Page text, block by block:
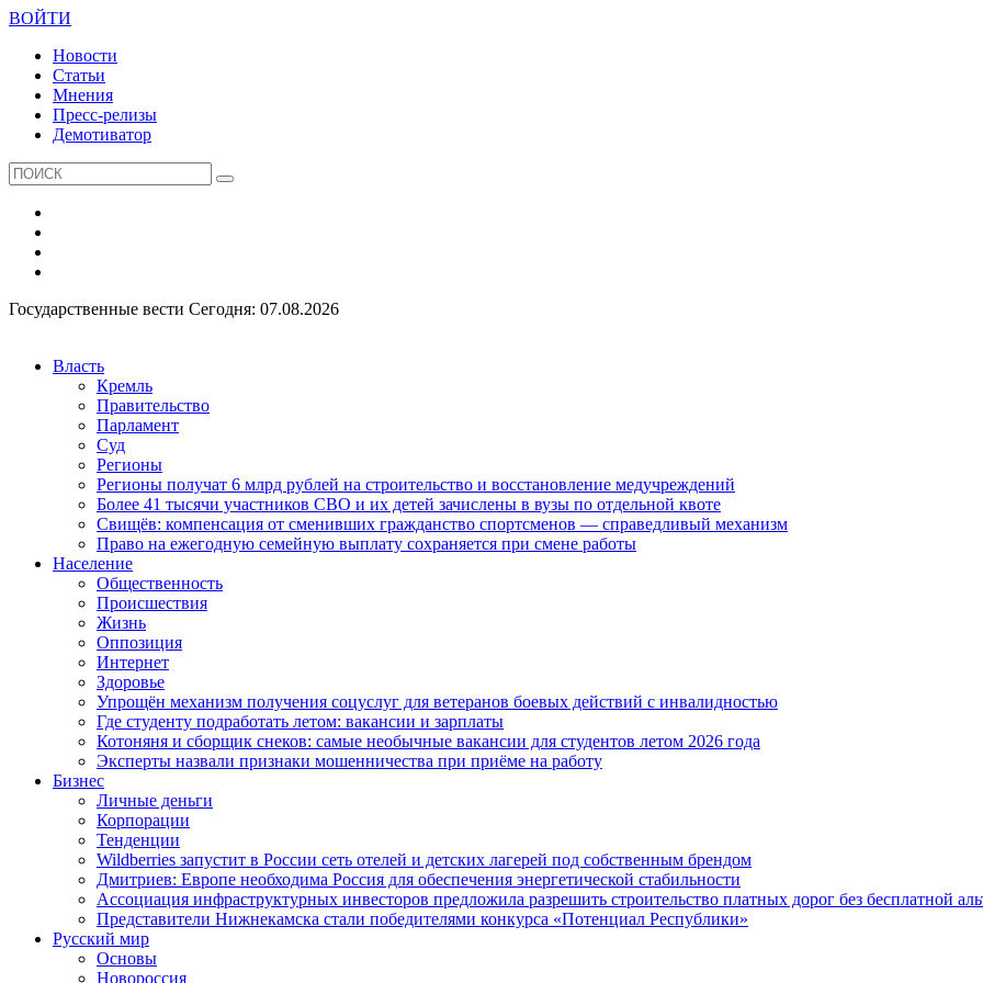
ВОЙТИ
Новости
Статьи
Мнения
Пресс-релизы
Демотиватор
Государственные вести Сегодня: 07.08.2026
Власть
Кремль
Правительство
Парламент
Суд
Регионы
Регионы получат 6 млрд рублей на строительство и восстановление медучреждений
Более 41 тысячи участников СВО и их детей зачислены в вузы по отдельной квоте
Свищёв: компенсация от сменивших гражданство спортсменов — справедливый механизм
Право на ежегодную семейную выплату сохраняется при смене работы
Население
Общественность
Происшествия
Жизнь
Оппозиция
Интернет
Здоровье
Упрощён механизм получения соцуслуг для ветеранов боевых действий с инвалидностью
Где студенту подработать летом: вакансии и зарплаты
Котоняня и сборщик снеков: самые необычные вакансии для студентов летом 2026 года
Эксперты назвали признаки мошенничества при приёме на работу
Бизнес
Личные деньги
Корпорации
Тенденции
Wildberries запустит в России сеть отелей и детских лагерей под собственным брендом
Дмитриев: Европе необходима Россия для обеспечения энергетической стабильности
Ассоциация инфраструктурных инвесторов предложила разрешить строительство платных дорог без бесплатной
Представители Нижнекамска стали победителями конкурса «Потенциал Республики»
Русский мир
Основы
Новороссия